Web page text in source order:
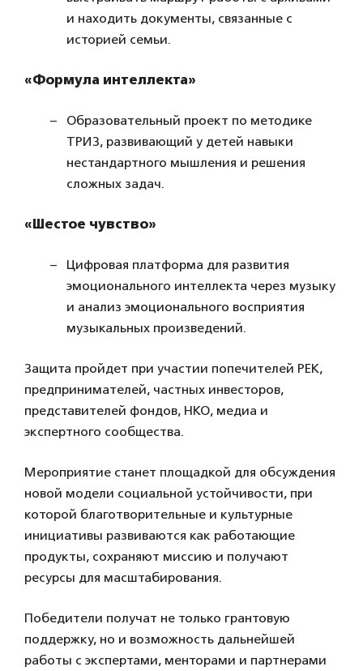
и находить документы, связанные с
историей семьи.
«Формула интеллекта»
Образовательный проект по методике
ТРИЗ, развивающий у детей навыки
нестандартного мышления и решения
сложных задач.
«Шестое чувство»
Цифровая платформа для развития
эмоционального интеллекта через музыку
и анализ эмоционального восприятия
музыкальных произведений.
Защита пройдет при участии попечителей РЕК,
предпринимателей, частных инвесторов,
представителей фондов, НКО, медиа и
экспертного сообщества.
Мероприятие станет площадкой для обсуждения
новой модели социальной устойчивости, при
которой благотворительные и культурные
инициативы развиваются как работающие
продукты, сохраняют миссию и получают
ресурсы для масштабирования.
Победители получат не только грантовую
поддержку, но и возможность дальнейшей
работы с экспертами, менторами и партнерами